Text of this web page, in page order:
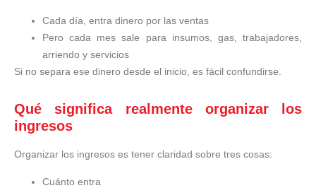
Cada día, entra dinero por las ventas
Pero cada mes sale para insumos, gas, trabajadores,
arriendo y servicios
Si no separa ese dinero desde el inicio, es fácil confundirse.
Qué significa realmente organizar los
ingresos
Organizar los ingresos es tener claridad sobre tres cosas:
Cuánto entra